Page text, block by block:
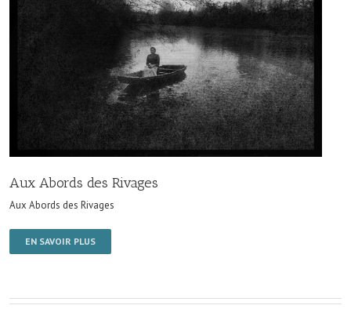
Aux Abords des Rivages
Aux Abords des Rivages
EN SAVOIR PLUS